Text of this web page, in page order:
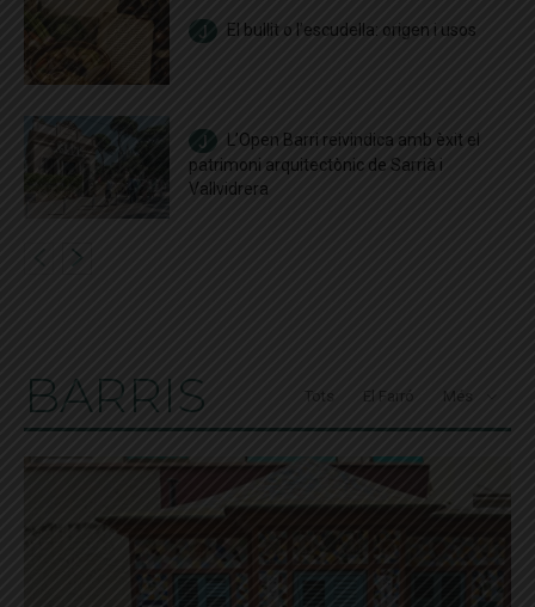
El bullit o l’escudella: origen i usos
L’Open Barri reivindica amb èxit el
patrimoni arquitectònic de Sarrià i
Vallvidrera
BARRIS Tots El Farró Més